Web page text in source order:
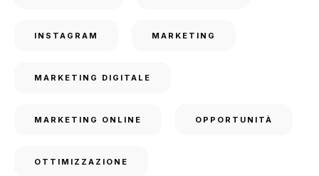
INSTAGRAM MARKETING
MARKETING DIGITALE
MARKETING ONLINE OPPORTUNITÀ
OTTIMIZZAZIONE